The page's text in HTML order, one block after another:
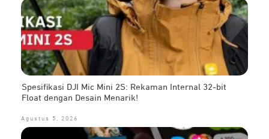
Spesifikasi DJI Mic Mini 2S: Rekaman Internal 32-bit
Float dengan Desain Menarik!
Agustus 5, 2026